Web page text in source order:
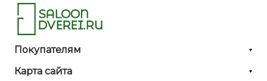
Покупателям
Карта сайта